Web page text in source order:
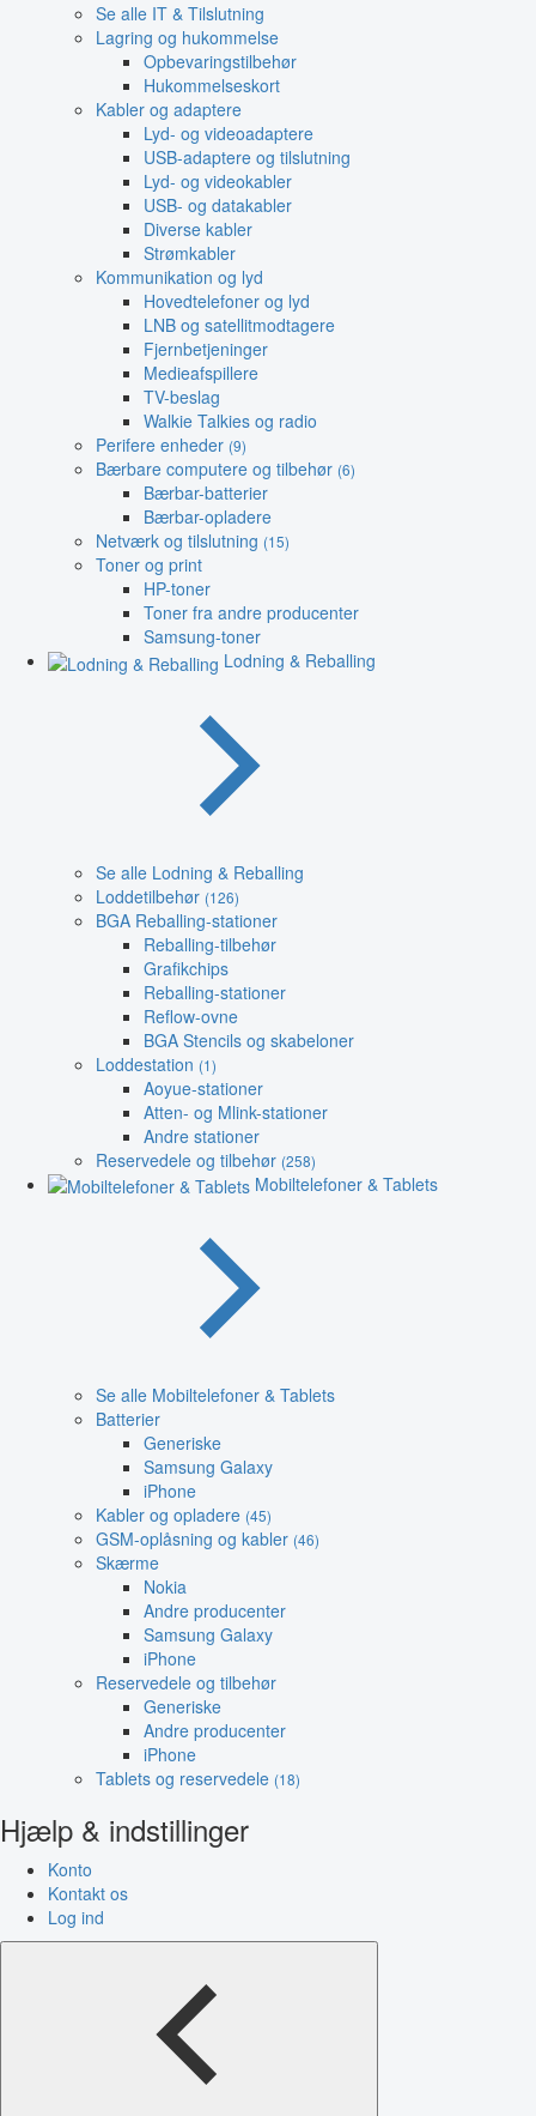
Se alle IT & Tilslutning
Lagring og hukommelse
Opbevaringstilbehør
Hukommelseskort
Kabler og adaptere
Lyd- og videoadaptere
USB-adaptere og tilslutning
Lyd- og videokabler
USB- og datakabler
Diverse kabler
Strømkabler
Kommunikation og lyd
Hovedtelefoner og lyd
LNB og satellitmodtagere
Fjernbetjeninger
Medieafspillere
TV-beslag
Walkie Talkies og radio
Perifere enheder (9)
Bærbare computere og tilbehør (6)
Bærbar-batterier
Bærbar-opladere
Netværk og tilslutning (15)
Toner og print
HP-toner
Toner fra andre producenter
Samsung-toner
Lodning & Reballing
Se alle Lodning & Reballing
Loddetilbehør (126)
BGA Reballing-stationer
Reballing-tilbehør
Grafikchips
Reballing-stationer
Reflow-ovne
BGA Stencils og skabeloner
Loddestation (1)
Aoyue-stationer
Atten- og Mlink-stationer
Andre stationer
Reservedele og tilbehør (258)
Mobiltelefoner & Tablets
Se alle Mobiltelefoner & Tablets
Batterier
Generiske
Samsung Galaxy
iPhone
Kabler og opladere (45)
GSM-oplåsning og kabler (46)
Skærme
Nokia
Andre producenter
Samsung Galaxy
iPhone
Reservedele og tilbehør
Generiske
Andre producenter
iPhone
Tablets og reservedele (18)
Hjælp & indstillinger
Konto
Kontakt os
Log ind